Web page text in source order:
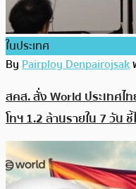
ในประเทศ
ByPairploy Denpairojsak
สคส. สั่ง World ประเทศ
โทฯ 1.2 ล้านรายใน 7 วัน